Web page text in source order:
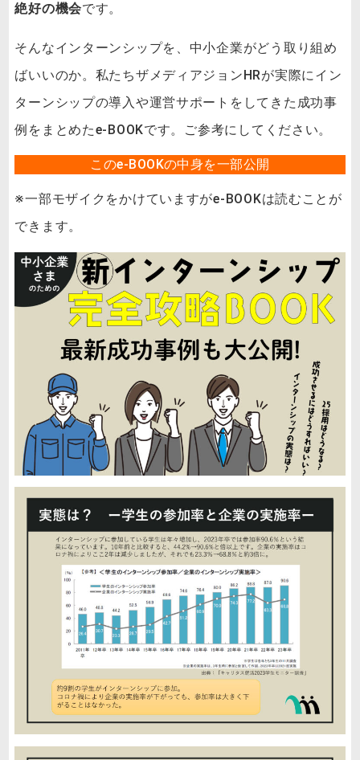
絶好の機会です。
そんなインターンシップを、中小企業がどう取り組め
ばいいのか。私たちザメディアジョンHRが実際にイン
ターンシップの導入や運営サポートをしてきた成功事
例をまとめたe-BOOKです。ご参考にしてください。
このe-BOOKの中身を一部公開
※一部モザイクをかけていますがe-BOOKは読むことが
できます。